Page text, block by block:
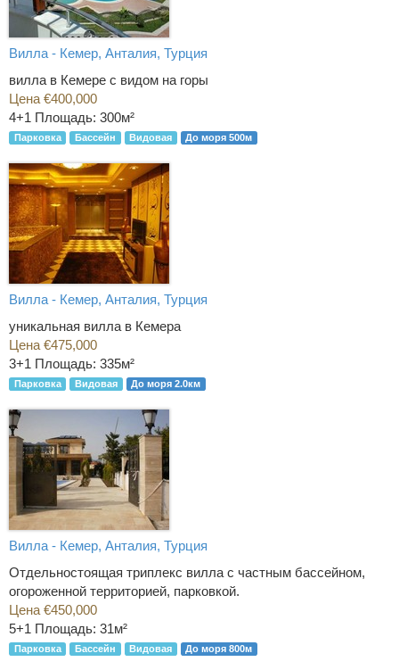
Вилла - Кемер, Анталия, Турция
вилла в Кемере с видом на горы
Цена €400,000
4+1 Площадь: 300м²
Парковка Бассейн Видовая До моря 500м
Вилла - Кемер, Анталия, Турция
уникальная вилла в Кемера
Цена €475,000
3+1 Площадь: 335м²
Парковка Видовая До моря 2.0км
Вилла - Кемер, Анталия, Турция
Отдельностоящая триплекс вилла с частным бассейном,
огороженной территорией, парковкой.
Цена €450,000
5+1 Площадь: 31м²
Парковка Бассейн Видовая До моря 800м